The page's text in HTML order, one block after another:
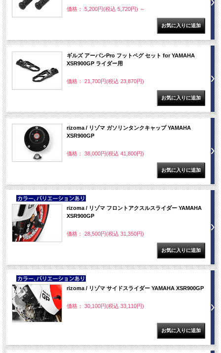
価格： 5,200円(税込 5,720円) ～
ギルズ アーバンPro フットペグ セット for YAMAHA
XSR900GP ライダー用
価格： 21,700円(税込 23,870円)
rizoma / リゾマ ガソリンタンクキャップ YAMAHA
XSR900GP
価格： 38,000円(税込 41,800円)
NEW
rizoma / リゾマ フロントアクスルスライダー YAMAHA
XSR900GP
価格： 28,500円(税込 31,350円)
NEW
rizoma / リゾマ サイドスライダー YAMAHA XSR900GP
価格： 30,100円(税込 33,110円)